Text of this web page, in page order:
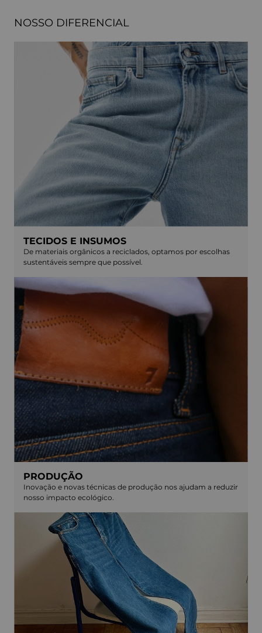
NOSSO DIFERENCIAL
TECIDOS E INSUMOS
De materiais orgânicos a reciclados, optamos por escolhas
sustentáveis sempre que possível.
PRODUÇÃO
Inovação e novas técnicas de produção nos ajudam a reduzir
nosso impacto ecológico.